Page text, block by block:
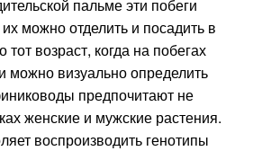
пальме эти побеги
можно отделить и посадить в
возраст, когда на побегах
можно визуально определить
предпочитают не
женские и мужские растения.
воспроизводить генотипы